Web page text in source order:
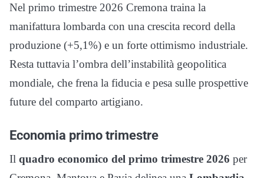
Nel primo trimestre 2026 Cremona traina la
manifattura lombarda con una crescita record della
produzione (+5,1%) e un forte ottimismo industriale.
Resta tuttavia l’ombra dell’instabilità geopolitica
mondiale, che frena la fiducia e pesa sulle prospettive
future del comparto artigiano.
Economia primo trimestre
Il quadro economico del primo trimestre 2026 per